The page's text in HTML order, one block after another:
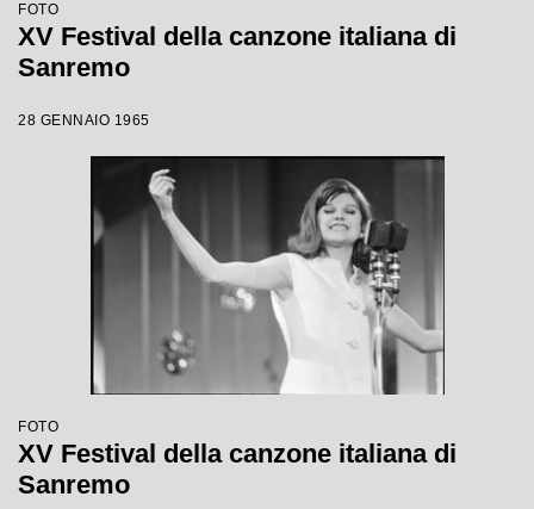
FOTO
XV Festival della canzone italiana di
Sanremo
28 GENNAIO 1965
FOTO
XV Festival della canzone italiana di
Sanremo